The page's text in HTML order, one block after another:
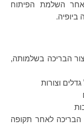
השלמת הפיתוח
הבריכה בשלמותה,
וצורות
הבריכה לאחר תקופה